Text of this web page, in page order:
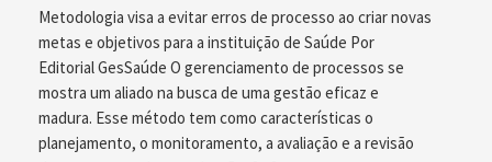
Metodologia visa a evitar erros de processo ao criar novas
metas e objetivos para a instituição de Saúde Por
Editorial GesSaúde O gerenciamento de processos se
mostra um aliado na busca de uma gestão eficaz e
madura. Esse método tem como características o
planejamento, o monitoramento, a avaliação e a revisão